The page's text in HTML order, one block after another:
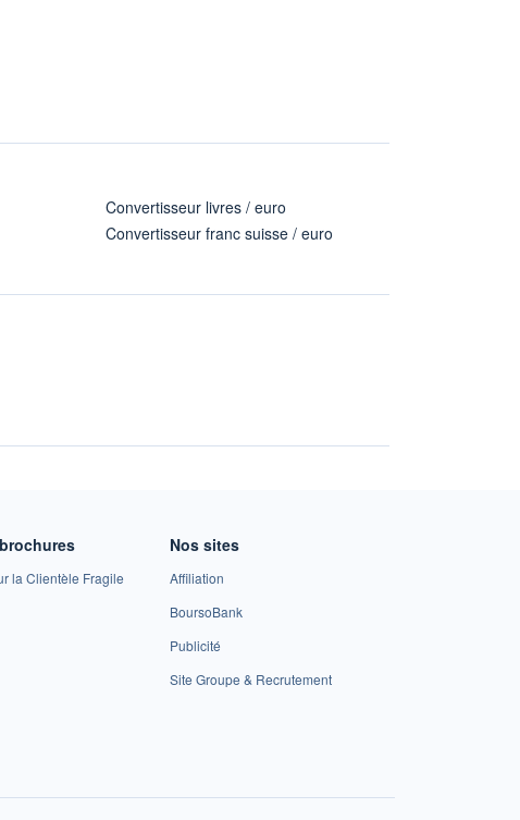
Convertisseur livres / euro
Convertisseur franc suisse / euro
la Clientèle Fragile
Nos sites
Affiliation
BoursoBank
Publicité
Site Groupe & Recrutement